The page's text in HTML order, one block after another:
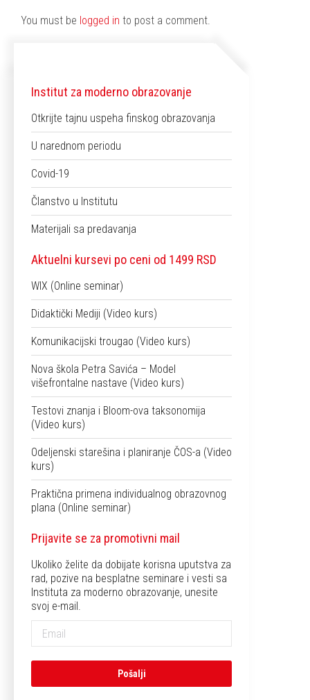
You must be logged in to post a comment.
Institut za moderno obrazovanje
Otkrijte tajnu uspeha finskog obrazovanja
U narednom periodu
Covid-19
Članstvo u Institutu
Materijali sa predavanja
Aktuelni kursevi po ceni od 1499 RSD
WIX (Online seminar)
Didaktički Mediji (Video kurs)
Komunikacijski trougao (Video kurs)
Nova škola Petra Savića – Model
višefrontalne nastave (Video kurs)
Testovi znanja i Bloom-ova taksonomija
(Video kurs)
Odeljenski starešina i planiranje ČOS-a (Video
kurs)
Praktična primena individualnog obrazovnog
plana (Online seminar)
Prijavite se za promotivni mail
Ukoliko želite da dobijate korisna uputstva za
rad, pozive na besplatne seminare i vesti sa
Instituta za moderno obrazovanje, unesite
svoj e-mail.